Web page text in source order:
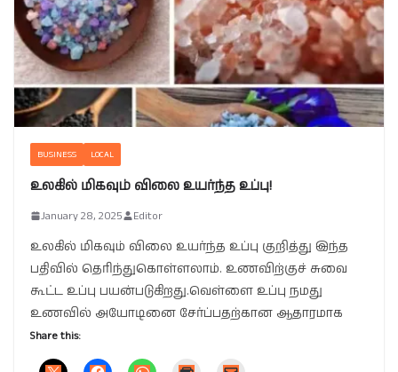
BUSINESS LOCAL
உலகில் மிகவும் விலை உயர்ந்த உப்பு!
January 28, 2025 Editor
உலகில் மிகவும் விலை உயர்ந்த உப்பு குறித்து இந்த
பதிவில் தெரிந்துகொள்ளலாம். உணவிற்குச் சுவை
கூட்ட உப்பு பயன்படுகிறது.வெள்ளை உப்பு நமது
உணவில் அயோடினை சேர்ப்பதற்கான ஆதாரமாக
Share this: